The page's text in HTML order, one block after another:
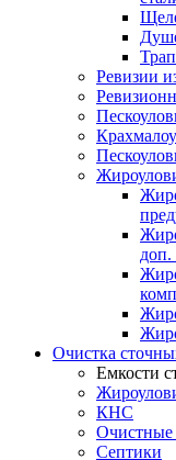
Ревизии
доп.
Очистка
Емкости
КНС
Очистные
Септики